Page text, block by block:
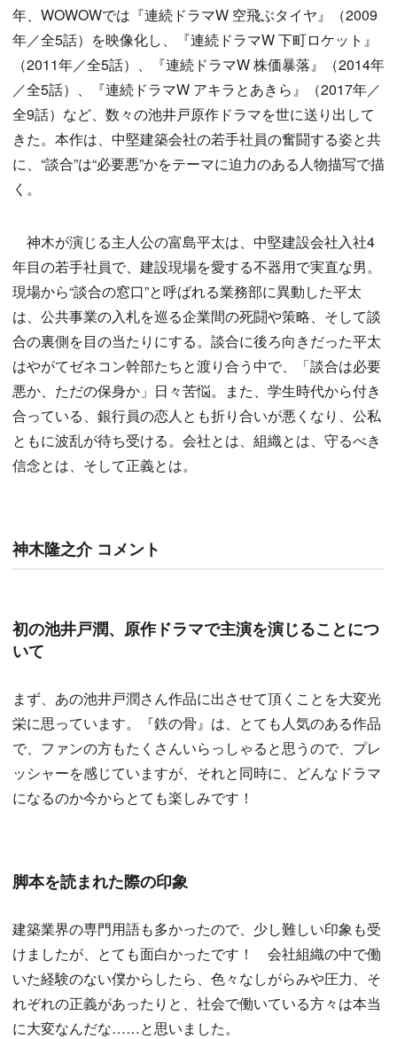
年、WOWOWでは『連続ドラマW 空飛ぶタイヤ』（2009
年／全5話）を映像化し、『連続ドラマW 下町ロケット』
（2011年／全5話）、『連続ドラマW 株価暴落』（2014年
／全5話）、『連続ドラマW アキラとあきら』（2017年／
全9話）など、数々の池井戸原作ドラマを世に送り出して
きた。本作は、中堅建築会社の若手社員の奮闘する姿と共
に、“談合”は“必要悪”かをテーマに迫力のある人物描写で描
く。
神木が演じる主人公の富島平太は、中堅建設会社入社4
年目の若手社員で、建設現場を愛する不器用で実直な男。
現場から“談合の窓口”と呼ばれる業務部に異動した平太
は、公共事業の入札を巡る企業間の死闘や策略、そして談
合の裏側を目の当たりにする。談合に後ろ向きだった平太
はやがてゼネコン幹部たちと渡り合う中で、「談合は必要
悪か、ただの保身か」日々苦悩。また、学生時代から付き
合っている、銀行員の恋人とも折り合いが悪くなり、公私
ともに波乱が待ち受ける。会社とは、組織とは、守るべき
信念とは、そして正義とは。
神木隆之介 コメント
初の池井戸潤、原作ドラマで主演を演じることにつ
いて
まず、あの池井戸潤さん作品に出させて頂くことを大変光
栄に思っています。『鉄の骨』は、とても人気のある作品
で、ファンの方もたくさんいらっしゃると思うので、プレ
ッシャーを感じていますが、それと同時に、どんなドラマ
になるのか今からとても楽しみです！
脚本を読まれた際の印象
建築業界の専門用語も多かったので、少し難しい印象も受
けましたが、とても面白かったです！ 会社組織の中で働
いた経験のない僕からしたら、色々なしがらみや圧力、そ
れぞれの正義があったりと、社会で働いている方々は本当
に大変なんだな……と思いました。